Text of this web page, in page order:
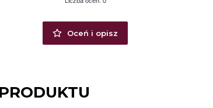
Oceń i opisz